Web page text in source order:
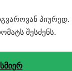
პიურედ.
შესძენს.